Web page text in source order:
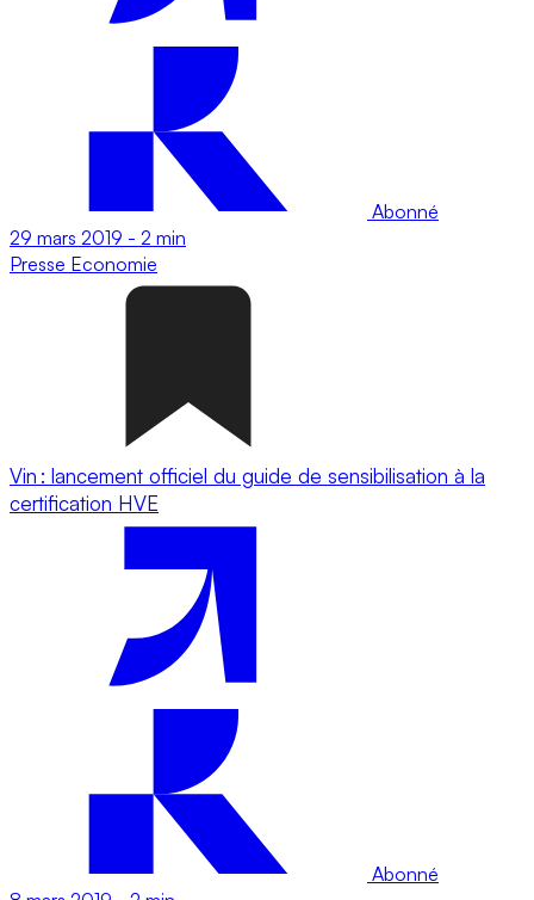
Abonné
29 mars 2019 - 2 min
Presse Economie
Vin : lancement officiel du guide de sensibilisation à la
certification HVE
Abonné